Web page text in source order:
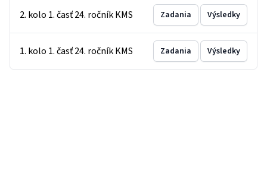
2. kolo 1. časť 24. ročník KMS Zadania Výsledky
1. kolo 1. časť 24. ročník KMS Zadania Výsledky